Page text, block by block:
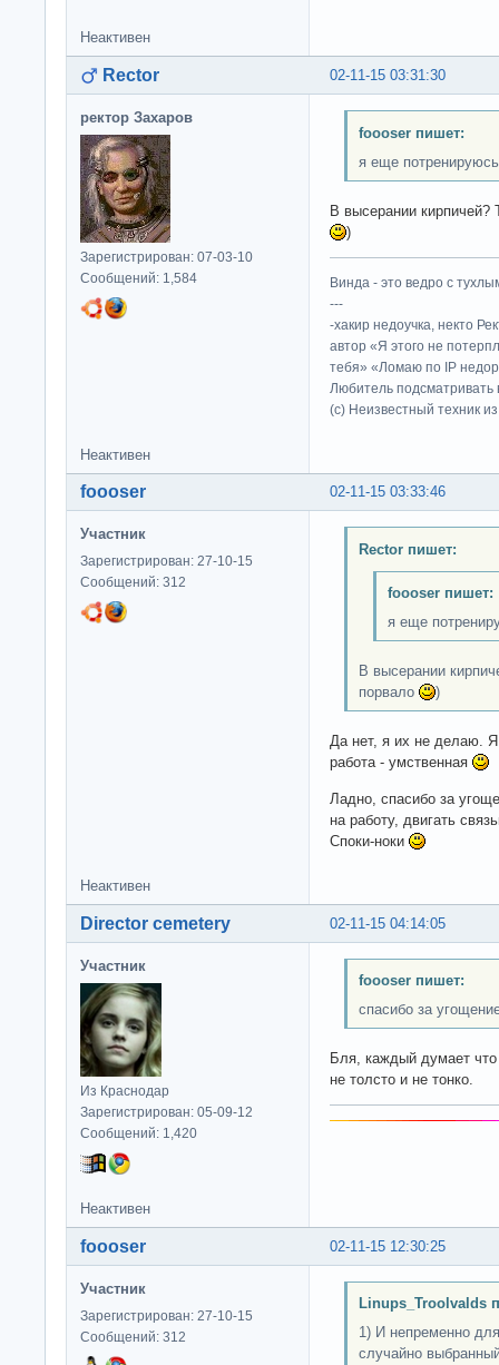
Неактивен
02-11-15 03:31:30
Rector
ректор Захаров
Зарегистрирован: 07-03-10
Сообщений: 1,584
foooser пишет:
я еще
В высерании кирпичей?
)
Винда - это ведро с
---
-хакир недоучка, некто
автор «Я этого не
тебя» «Ломаю по IP
Любитель подсматривать
(c) Неизвестный техник
Неактивен
02-11-15 03:33:46
foooser
Участник
Зарегистрирован: 27-10-15
Сообщений: 312
Rector пишет:
foooser пишет:
я еще
В высерании
порвало
)
Да нет, я их не делаю.
работа - умственная
Ладно, спасибо за
на работу, двигать
Споки-ноки
Неактивен
02-11-15 04:14:05
Director cemetery
Участник
Из Краснодар
Зарегистрирован: 05-09-12
Сообщений: 1,420
foooser пишет:
спасибо за
Бля, каждый думает
не толсто и не тонко.
Неактивен
02-11-15 12:30:25
foooser
Участник
Зарегистрирован: 27-10-15
Сообщений: 312
Linups_Troolvalds
1) И непременно
случайно